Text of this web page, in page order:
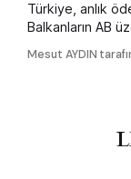
Türkiye, anlık
Balkanların AB
bankası
Mesut AYDIN